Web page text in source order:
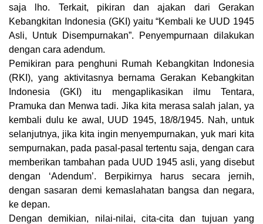
saja lho. Terkait, pikiran dan ajakan dari Gerakan
Kebangkitan Indonesia (GKI) yaitu “Kembali ke UUD 1945
Asli, Untuk Disempurnakan”. Penyempurnaan dilakukan
dengan cara adendum.
Pemikiran para penghuni Rumah Kebangkitan Indonesia
(RKI), yang aktivitasnya bernama Gerakan Kebangkitan
Indonesia (GKI) itu mengaplikasikan ilmu Tentara,
Pramuka dan Menwa tadi. Jika kita merasa salah jalan, ya
kembali dulu ke awal, UUD 1945, 18/8/1945. Nah, untuk
selanjutnya, jika kita ingin menyempurnakan, yuk mari kita
sempurnakan, pada pasal-pasal tertentu saja, dengan cara
memberikan tambahan pada UUD 1945 asli, yang disebut
dengan ‘Adendum’. Berpikirnya harus secara jernih,
dengan sasaran demi kemaslahatan bangsa dan negara,
ke depan.
Dengan demikian, nilai-nilai, cita-cita dan tujuan yang